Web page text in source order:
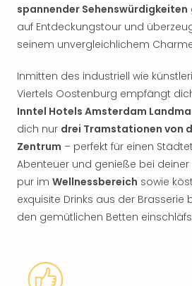
spannender Sehenswürdigkeiten
auf Entdeckungstour und
seinem unvergleichlichem
Inmitten des industriell wie
Viertels Oostenburg empfängt
Inntel Hotels Amsterdam
dich nur drei Tramstationen von
Zentrum – perfekt für einen
Abenteuer und genieße bei deiner
pur im Wellnessbereich sowie
exquisite Drinks aus der Brasserie
den gemütlichen Betten